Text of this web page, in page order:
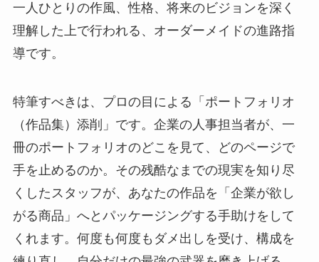
一人ひとりの作風、性格、将来のビジョンを深く
理解した上で行われる、オーダーメイドの進路指
導です。
特筆すべきは、プロの目による「ポートフォリオ
（作品集）添削」です。企業の人事担当者が、一
冊のポートフォリオのどこを見て、どのページで
手を止めるのか。その残酷なまでの現実を知り尽
くしたスタッフが、あなたの作品を「企業が欲し
がる商品」へとパッケージングする手助けをして
くれます。何度も何度もダメ出しを受け、構成を